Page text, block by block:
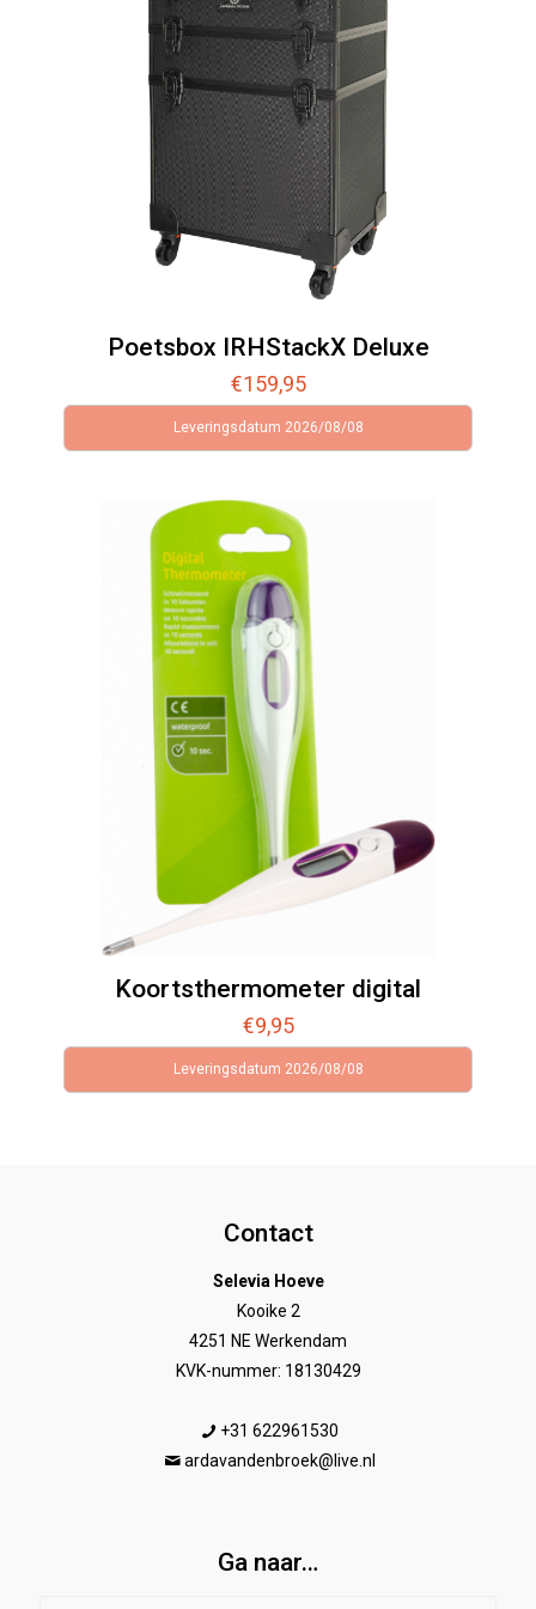
Poetsbox IRHStackX Deluxe
€159,95
Leveringsdatum 2026/08/08
Koortsthermometer digital
€9,95
Leveringsdatum 2026/08/08
Contact
Selevia Hoeve
Kooike 2
4251 NE Werkendam
KVK-nummer: 18130429
+31 622961530
ardavandenbroek@live.nl
Ga naar…